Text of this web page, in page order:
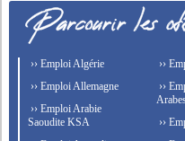
›› Emploi Algérie
›› Emploi Allemagne
›› Emploi Arabie
Saoudite KSA
››
››
››